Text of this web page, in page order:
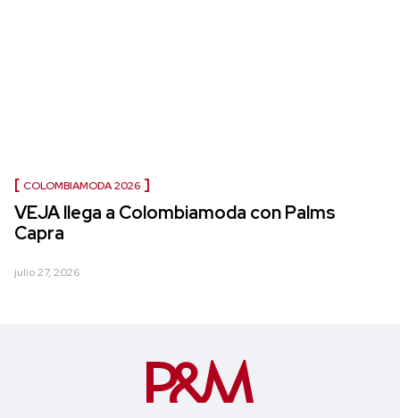
COLOMBIAMODA 2026
VEJA llega a Colombiamoda con Palms
Capra
julio 27, 2026